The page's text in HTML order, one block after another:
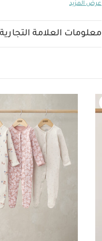
قطعة واحدة عضوية بلون أبيض - 3 قطع
وزهور، 3 قطع
عرض المزيد
معلومات العلامة التجارية